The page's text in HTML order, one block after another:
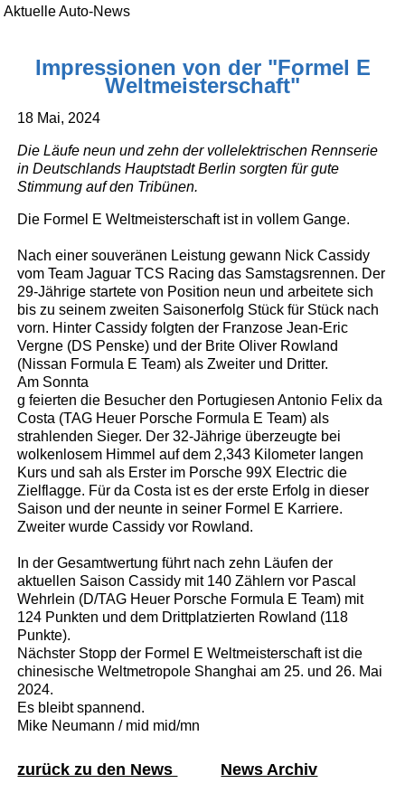
Aktuelle Auto-News
Impressionen von der "Formel E
Weltmeisterschaft"
18 Mai, 2024
Die Läufe neun und zehn der vollelektrischen Rennserie
in Deutschlands Hauptstadt Berlin sorgten für gute
Stimmung auf den Tribünen.
Die Formel E Weltmeisterschaft ist in vollem Gange.
Nach einer souveränen Leistung gewann Nick Cassidy
vom Team Jaguar TCS Racing das Samstagsrennen. Der
29-Jährige startete von Position neun und arbeitete sich
bis zu seinem zweiten Saisonerfolg Stück für Stück nach
vorn. Hinter Cassidy folgten der Franzose Jean-Eric
Vergne (DS Penske) und der Brite Oliver Rowland
(Nissan Formula E Team) als Zweiter und Dritter.
Am Sonnta
g feierten die Besucher den Portugiesen Antonio Felix da
Costa (TAG Heuer Porsche Formula E Team) als
strahlenden Sieger. Der 32-Jährige überzeugte bei
wolkenlosem Himmel auf dem 2,343 Kilometer langen
Kurs und sah als Erster im Porsche 99X Electric die
Zielflagge. Für da Costa ist es der erste Erfolg in dieser
Saison und der neunte in seiner Formel E Karriere.
Zweiter wurde Cassidy vor Rowland.
In der Gesamtwertung führt nach zehn Läufen der
aktuellen Saison Cassidy mit 140 Zählern vor Pascal
Wehrlein (D/TAG Heuer Porsche Formula E Team) mit
124 Punkten und dem Drittplatzierten Rowland (118
Punkte).
Nächster Stopp der Formel E Weltmeisterschaft ist die
chinesische Weltmetropole Shanghai am 25. und 26. Mai
2024.
Es bleibt spannend.
Mike Neumann / mid mid/mn
zurück zu den News News Archiv